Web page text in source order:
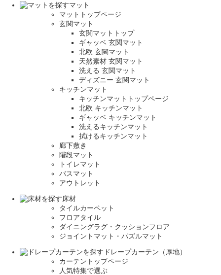
マット
マットトップページ
玄関マット
玄関マットトップ
ギャッベ 玄関マット
北欧 玄関マット
天然素材 玄関マット
洗える 玄関マット
ディズニー 玄関マット
キッチンマット
キッチンマットトップページ
北欧 キッチンマット
ギャッベ キッチンマット
洗えるキッチンマット
拭けるキッチンマット
廊下敷き
階段マット
トイレマット
バスマット
アウトレット
床材
タイルカーペット
フロアタイル
ダイニングラグ・クッションフロア
ジョイントマット・パズルマット
ドレープカーテン（厚地）
カーテントップページ
人気特集で選ぶ